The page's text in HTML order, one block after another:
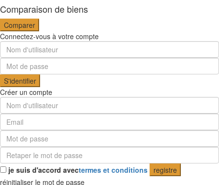
Comparaison de biens
Comparer
Connectez-vous à votre compte
S'identifier
Créer un compte
je suis d'accord avectermes et conditions
registre
réinitialiser le mot de passe